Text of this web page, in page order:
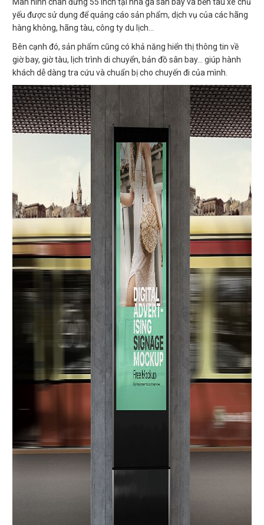
yếu được sử dụng để quảng cáo sản phẩm, dịch vụ của các hãng
hàng không, hãng tàu, công ty du lịch…
Bên cạnh đó, sản phẩm cũng có khả năng hiển thị thông tin về
giờ bay, giờ tàu, lịch trình di chuyển, bản đồ sân bay… giúp hành
khách dễ dàng tra cứu và chuẩn bị cho chuyến đi của mình.